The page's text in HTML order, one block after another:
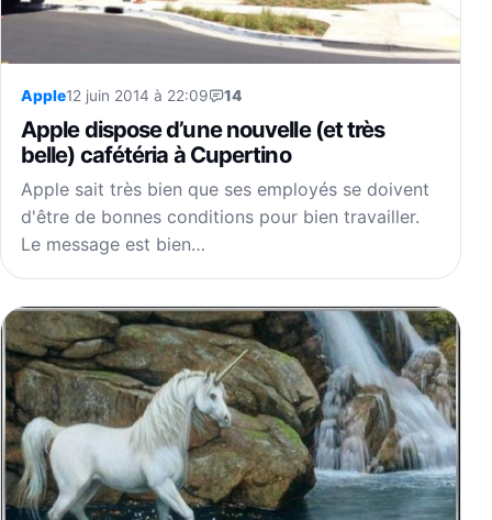
Apple12 juin 2014 à 22:09 14
Apple dispose d’une nouvelle (et très
belle) cafétéria à Cupertino
Apple sait très bien que ses employés se doivent
d'être de bonnes conditions pour bien travailler.
Le message est bien…